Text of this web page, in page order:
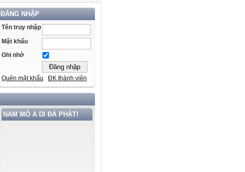
ĐĂNG NHẬP
Tên truy nhập
Mật khẩu
Ghi nhớ
Quên mật khẩu ĐK thành viên
NAM MÔ A DI ĐÀ PHẬT!